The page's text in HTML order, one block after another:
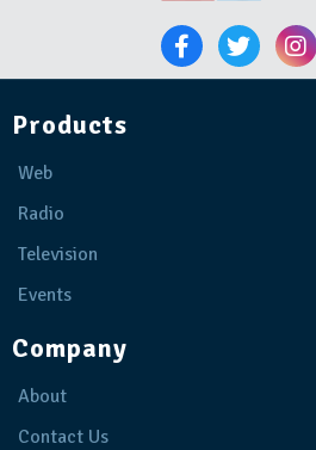
Products
Web
Radio
Television
Events
Company
About
Contact Us